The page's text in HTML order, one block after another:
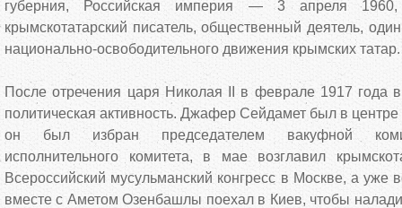
губерния, Российская империя — 3 апреля
крымскотатарский писатель, общественный деятель,
национально-освободительного движения крымских татар.
После отречения царя Николая II в феврале 1917 года
политическая активность. Джафер Сейдамет был в центре
он был избран председателем вакуфной
исполнительного комитета, в мае возглавил
Всероссийский мусульманский конгресс в Москве, а уже
вместе с Аметом Озенбашлы поехал в Киев, чтобы